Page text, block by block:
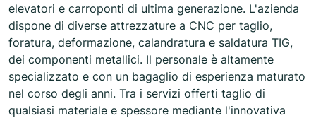
elevatori e carroponti di ultima generazione. L'azienda
dispone di diverse attrezzature a CNC per taglio,
foratura, deformazione, calandratura e saldatura TIG,
dei componenti metallici. Il personale è altamente
specializzato e con un bagaglio di esperienza maturato
nel corso degli anni. Tra i servizi offerti taglio di
qualsiasi materiale e spessore mediante l'innovativa